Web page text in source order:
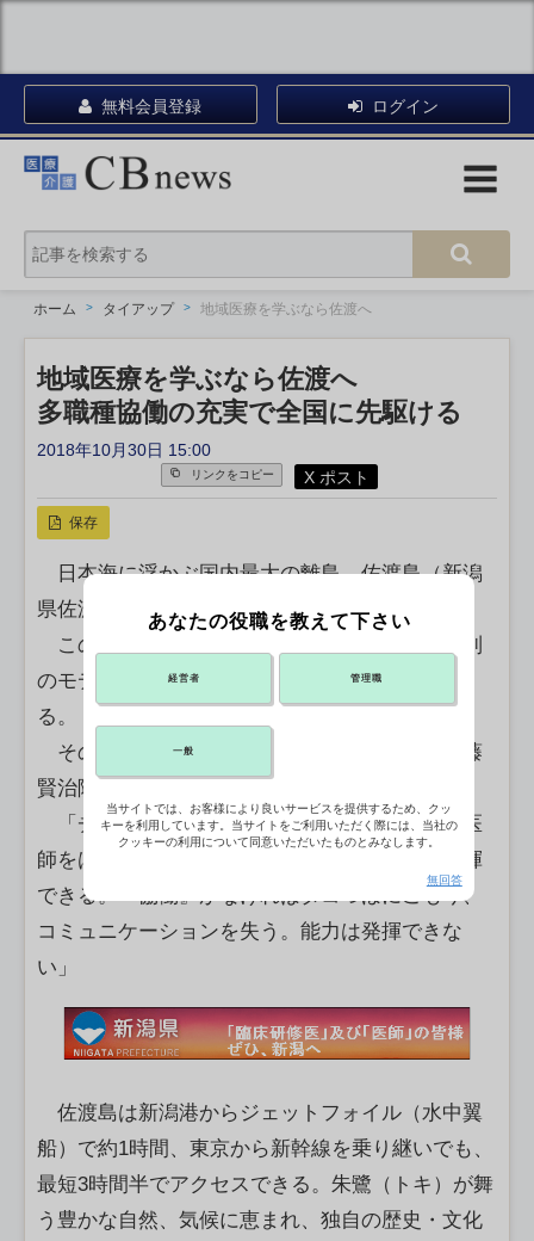
無料会員登録 ログイン
ホーム タイアップ 地域医療を学ぶなら佐渡へ
地域医療を学ぶなら佐渡へ
多職種協働の充実で全国に先駆ける
2018年10月30日 15:00
リンクをコピー X ポスト
保存
日本海に浮かぶ国内最大の離島、佐渡島（新潟
県佐渡市）。
この島で、地方に適した医療・介護の提供体制
のモデルを示そうと、関係者の奮闘が続いてい
る。
その輪の中心となっている佐渡総合病院・佐藤
賢治院長は語る。
「チーム全体のパフォーマンスが高まると、医
師をはじめ、各職種が自らの専門性・能力を発揮
できる。『協働』がなければタコつぼにこもり、
コミュニケーションを失う。能力は発揮できな
い」
佐渡島は新潟港からジェットフォイル（水中翼
船）で約1時間、東京から新幹線を乗り継いでも、
最短3時間半でアクセスできる。朱鷺（トキ）が舞
う豊かな自然、気候に恵まれ、独自の歴史・文化
あなたの役職を教えて下さい
経営者 管理職
一般
当サイトでは、お客様により良いサービスを提供するため、クッ
キーを利用しています。当サイトをご利用いただく際には、当社の
クッキーの利用について同意いただいたものとみなします。
無回答